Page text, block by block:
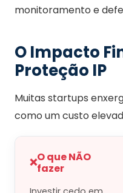
monitoramento e
O Impacto
Proteção IP
Muitas startups
como um custo
❌O que NÃO
fazer